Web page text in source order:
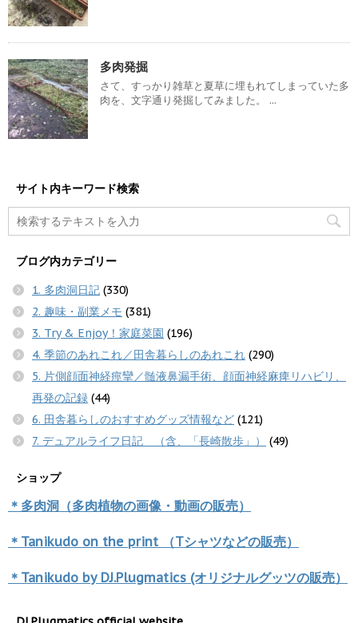
多肉発掘
さて、すっかり雑草と夏草に埋もれてしまっていた多
肉を、文字通り発掘してみました。 ...
サイト内キーワード検索
ブログ内カテゴリー
1. 多肉洞日記 (330)
2. 趣味・副業メモ (381)
3. Try & Enjoy！家庭菜園 (196)
4. 季節のあれこれ／田舎暮らしのあれこれ (290)
5. 片側顔面神経痙攣／髄液鼻漏手術、顔面神経麻痺リハビリ、
再発の記録 (44)
6. 田舎暮らしのおすすめグッズ情報など (121)
7. デュアルライフ日記 （含、「長崎散歩」）
(49)
ショップ
＊多肉洞（多肉植物の画像・動画の販売）
＊Tanikudo on the print （Tシャツなどの販売）
＊Tanikudo by DJ.Plugmatics (オリジナルグッツの販売）